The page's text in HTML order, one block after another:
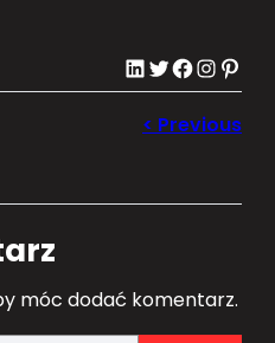
LinkedIn Twitter Facebook Instagram Pinterest
móc dodać komentarz.